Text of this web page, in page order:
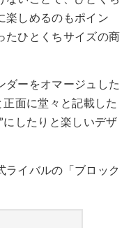
楽しめるのもポイン
たひとくちサイズの商
ダーをオマージュした
正面に堂々と記載した
にしたりと楽しいデザ
ライバルの「ブロック